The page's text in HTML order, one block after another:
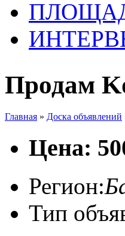
Продам
Главная » Доска объявлений
Цена:
Регион:
Тип